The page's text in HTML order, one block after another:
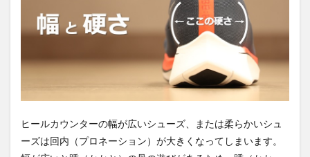
ヒールカウンターの幅が広いシューズ、または柔らかいシュ
ーズは回内（プロネーション）が大きくなってしまいます。